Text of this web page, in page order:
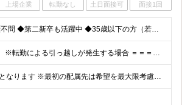
上場企業 転勤なし 土日面接可 面接1回
◆未経験歓迎！活躍のフィールドは全国！ ◆学歴不問 ◆第二新卒も活躍中 ◆35歳以下の方（若年層の長期キャリア形成を図るため）
★家賃を8割補助！（限度額は地域により異なる） ※転勤による引っ越しが発生する場合 ＝＝＝＝＝＝＝＝＝＝＝＝＝＝＝＝＝＝＝＝＝＝＝ 例えば、家賃7.5万円なら6万円は会社で負担。 あなたが支払うのは、
全国エリアの「カメラのキタムラ」各店舗へ配属となります ※最初の配属先は希望を最大限考慮した上で決定します ▼詳しい勤務地住所は下記URLをご確認ください。 https://sss.kitamur